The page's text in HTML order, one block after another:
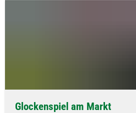
Glockenspiel am Markt